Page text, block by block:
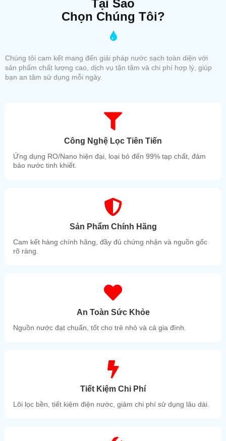
Tại Sao
Chọn Chúng Tôi?
Chúng tôi cam kết mang đến giải pháp nước sạch toàn diện với
sản phẩm chất lượng cao, dịch vụ tận tâm và chi phí hợp lý, giúp
bạn an tâm sử dụng mỗi ngày.
Công Nghệ Lọc Tiên Tiến
Ứng dụng RO/Nano hiện đại, loại bỏ đến 99% tạp chất, đảm
bảo nước tinh khiết.
Sản Phẩm Chính Hãng
Cam kết hàng chính hãng, đầy đủ chứng nhận và nguồn gốc
rõ ràng.
An Toàn Sức Khỏe
Nguồn nước đạt chuẩn, tốt cho trẻ nhỏ và cả gia đình.
Tiết Kiệm Chi Phí
Lõi lọc bền, tiết kiệm điện nước, giảm chi phí sử dụng lâu dài.